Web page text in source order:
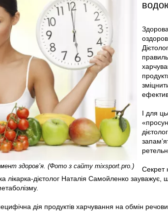
здоров’я. (Фото з сайту mixsport.pro.)
І для
лікарка-дієтолог Наталія Самойленко
дія продуктів харчування на обмін